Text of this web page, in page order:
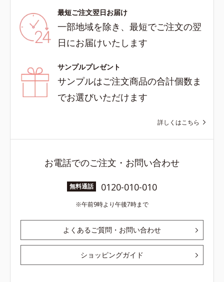
最短ご注文翌日お届け
一部地域を除き、最短でご注文の翌
日にお届けいたします
サンプルプレゼント
サンプルはご注文商品の合計個数ま
でお選びいただけます
詳しくはこちら
お電話でのご注文・お問い合わせ
無料通話 0120-010-010
午前9時より午後7時まで
よくあるご質問・お問い合わせ
ショッピングガイド